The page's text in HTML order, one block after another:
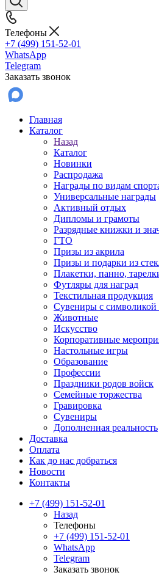
Телефоны
+7 (499) 151-52-01
WhatsApp
Telegram
Заказать звонок
Главная
Каталог
Назад
Каталог
Новинки
Распродажа
Награды по видам
Универсальные награды
Активный отдых
Дипломы и грамоты
Разрядные книжки и
ГТО
Призы из акрила
Призы и подарки из
Плакетки, панно,
Футляры для наград
Текстильная продукция
Сувениры с символикой
Животные
Искусство
Корпоративные
Настольные игры
Образование
Профессии
Праздники родов войск
Семейные торжества
Гравировка
Сувениры
Дополненная реальность
Доставка
Оплата
Как до нас добраться
Новости
Контакты
+7 (499) 151-52-01
Назад
Телефоны
+7 (499) 151-52-01
WhatsApp
Telegram
Заказать звонок